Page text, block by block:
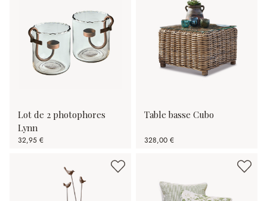
Lot de 2 photophores
Lynn
32,95 €
Table basse Cubo
328,00 €